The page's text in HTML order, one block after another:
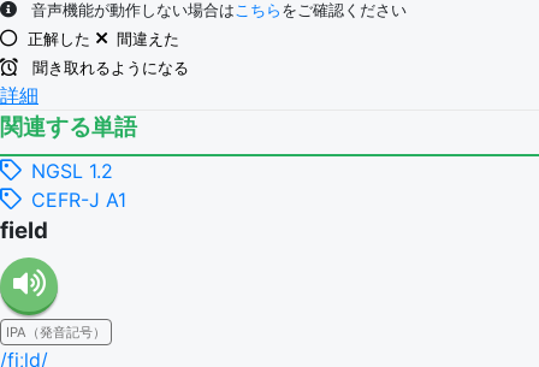
音声機能が動作しない場合はこちら をご確認ください
正解した
間違えた
聞き取れるようになる
詳細
関連する単語
NGSL 1.2
CEFR-J A1
field
IPA（発音記号）
/fiːld/